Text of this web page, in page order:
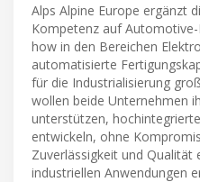
Alps Alpine Europe ergänzt
Kompetenz auf
how in den Bereichen
automatisierte
für die Industrialisierung
wollen beide Unternehmen
unterstützen,
entwickeln, ohne
Zuverlässigkeit und Qualität
industriellen Anwendungen